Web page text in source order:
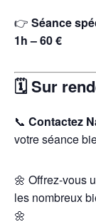
👉 Séance
1h – 60 €
🗓️ Sur
📞 Contactez
votre séance
🌼 Offrez-vous
les nombreux
🌼